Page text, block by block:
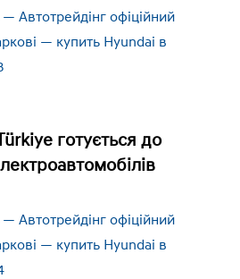
готується до